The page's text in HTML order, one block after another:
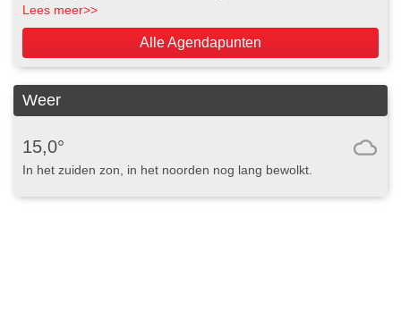
Lees meer>>
Alle Agendapunten
Weer
15,0°
In het zuiden zon, in het noorden nog lang bewolkt